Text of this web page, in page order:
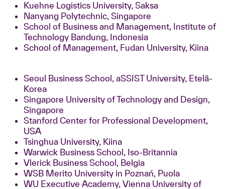
Kuehne Logistics University, Saksa
Nanyang Polytechnic, Singapore
School of Business and Management, Institute of
Technology Bandung, Indonesia
School of Management, Fudan University, Kiina
Seoul Business School, aSSIST University, Etelä-
Korea
Singapore University of Technology and Design,
Singapore
Stanford Center for Professional Development,
USA
Tsinghua University, Kiina
Warwick Business School, Iso-Britannia
Vlerick Business School, Belgia
WSB Merito University in Poznań, Puola
WU Executive Academy, Vienna University of